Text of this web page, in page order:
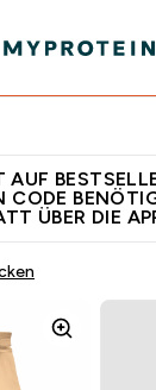
CODE
ÜBER DIE